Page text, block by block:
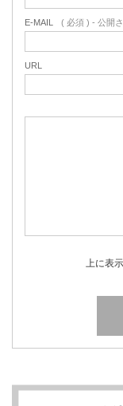
E-MAIL ( 必須 ) - 公開
URL
上に表